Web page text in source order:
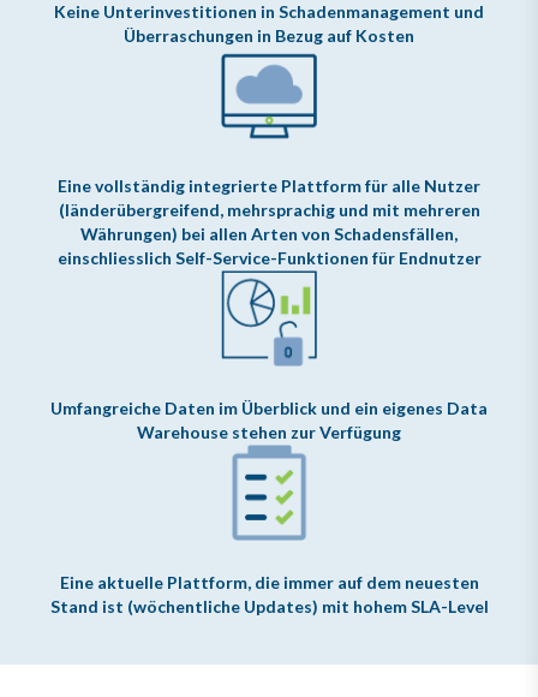
Keine Unterinvestitionen in Schadenmanagement und
Überraschungen in Bezug auf Kosten
Eine vollständig integrierte Plattform für alle Nutzer
(länderübergreifend, mehrsprachig und mit mehreren
Währungen) bei allen Arten von Schadensfällen,
einschliesslich Self-Service-Funktionen für Endnutzer
Umfangreiche Daten im Überblick und ein eigenes Data
Warehouse stehen zur Verfügung
Eine aktuelle Plattform, die immer auf dem neuesten
Stand ist (wöchentliche Updates) mit hohem SLA-Level